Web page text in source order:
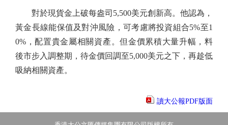
對於現貨金上破每盎司5,500美元創新高。他認為，
黃金長線能保值及對沖風險，可考慮將投資組合5%至1
0%，配置貴金屬相關資產。但金價累積大量升幅，料
後市步入調整期，待金價回調至5,000美元之下，再趁低
吸納相關資產。
讀大公報PDF版面